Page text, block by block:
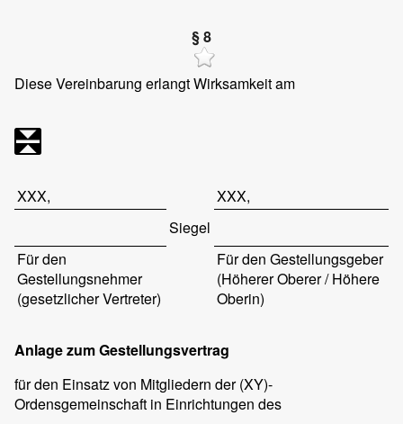
§ 8
Diese Vereinbarung erlangt Wirksamkeit am
XXX,
XXX,
Siegel
Für den
Gestellungsnehmer
(gesetzlicher Vertreter)
Für den Gestellungsgeber
(Höherer Oberer / Höhere
Oberin)
Anlage zum Gestellungsvertrag
für den Einsatz von Mitgliedern der (XY)-
Ordensgemeinschaft in Einrichtungen des